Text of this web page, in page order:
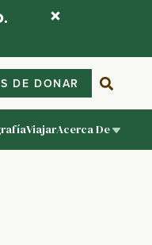
DE DONAR
ViajarAcerca De